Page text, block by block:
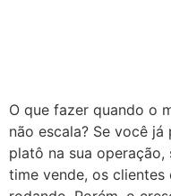
O que fazer quando o
não escala? Se você
platô na sua
time vende, os